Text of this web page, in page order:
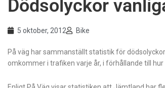
Dödsolyckor
5 oktober, 2012 Bike
På väg har sammanställt statistik för
omkommer i trafiken varje år, i förhållande till hur